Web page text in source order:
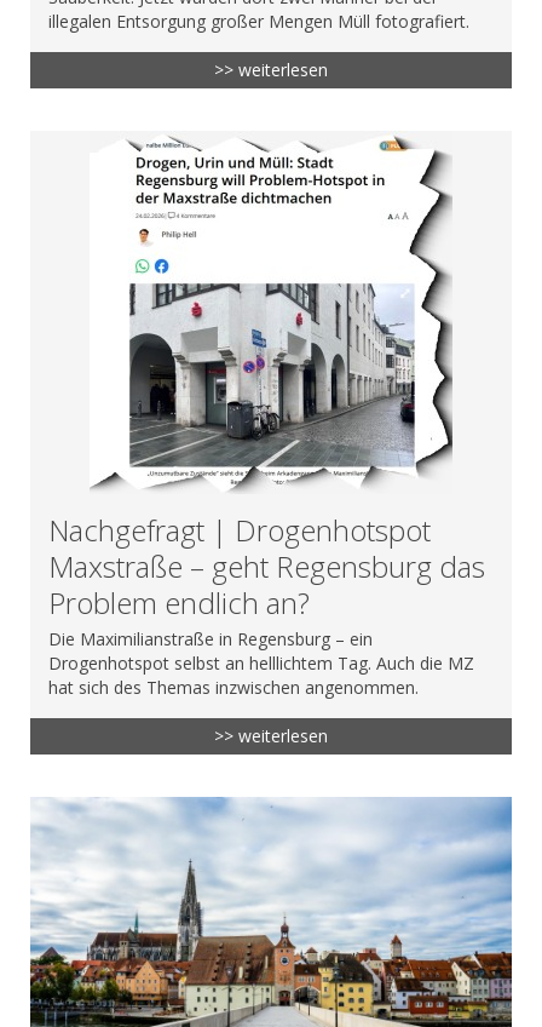
illegalen Entsorgung großer Mengen Müll fotografiert.
>> weiterlesen
Nachgefragt | Drogenhotspot
Maxstraße – geht Regensburg das
Problem endlich an?
Die Maximilianstraße in Regensburg – ein
Drogenhotspot selbst an helllichtem Tag. Auch die MZ
hat sich des Themas inzwischen angenommen.
>> weiterlesen